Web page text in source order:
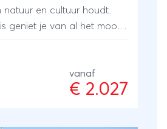
natuur en cultuur houdt.
geniet je van al het moois
Fascinerende
besneeuwde bergtoppen,
oude kerken en culinaire
vanaf
€ 2.027